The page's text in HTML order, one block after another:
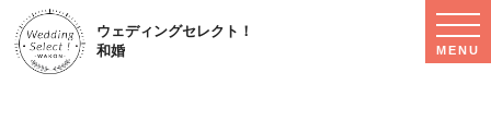
ウェディングセレクト！
和婚
MENU